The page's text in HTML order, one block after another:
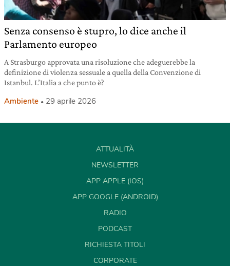
Senza consenso è stupro, lo dice anche il
Parlamento europeo
A Strasburgo approvata una risoluzione che adeguerebbe la
definizione di violenza sessuale a quella della Convenzione di
Istanbul. L’Italia a che punto è?
Ambiente 29 aprile 2026
ATTUALITÀ
NEWSLETTER
APP APPLE (IOS)
APP GOOGLE (ANDROID)
RADIO
PODCAST
RICHIESTA TITOLI
CORPORATE